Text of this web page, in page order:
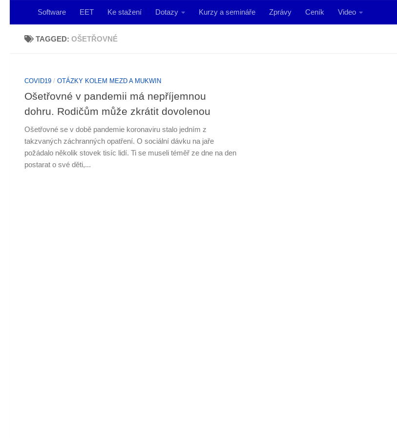
Skip to content
KOPR
ekonomický
Software EET Ke stažení Dotazy Kurzy a semináře Zprávy Ceník Video
TAGGED:OŠETŘOVNÉ
COVID19 / OTÁZKY KOLEM MEZD A MUKWIN
Ošetřovné v pandemii má nepříjemnou
dohru. Rodičům může zkrátit dovolenou
Ošetřovné se v době pandemie koronaviru stalo jedním z
takzvaných záchranných opatření. O sociální dávku na jaře
požádalo několik stovek tisíc lidí. Ti se museli téměř ze dne na den
postarat o své děti,...